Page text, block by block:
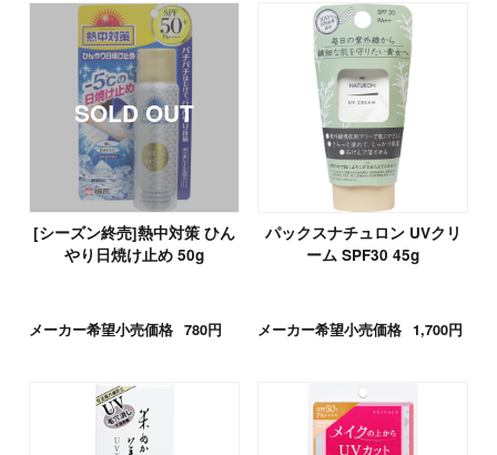
[シーズン終売]熱中対策 ひん
やり日焼け止め 50g
メーカー希望小売価格 780円
パックスナチュロン UVクリ
ーム SPF30 45g
メーカー希望小売価格 1,700円